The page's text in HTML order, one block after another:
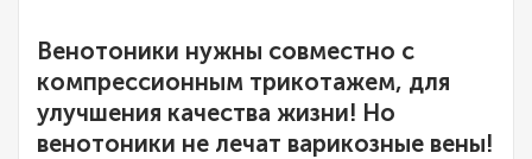
Венотоники нужны совместно с
компрессионным трикотажем, для
улучшения качества жизни! Но
венотоники не лечат варикозные вены!